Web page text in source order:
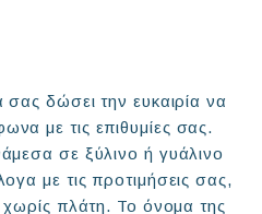
δώσει την ευκαιρία να
με τις επιθυμίες σας.
σε ξύλινο ή γυάλινο
με τις προτιμήσεις σας,
χωρίς πλάτη. Το όνομα της